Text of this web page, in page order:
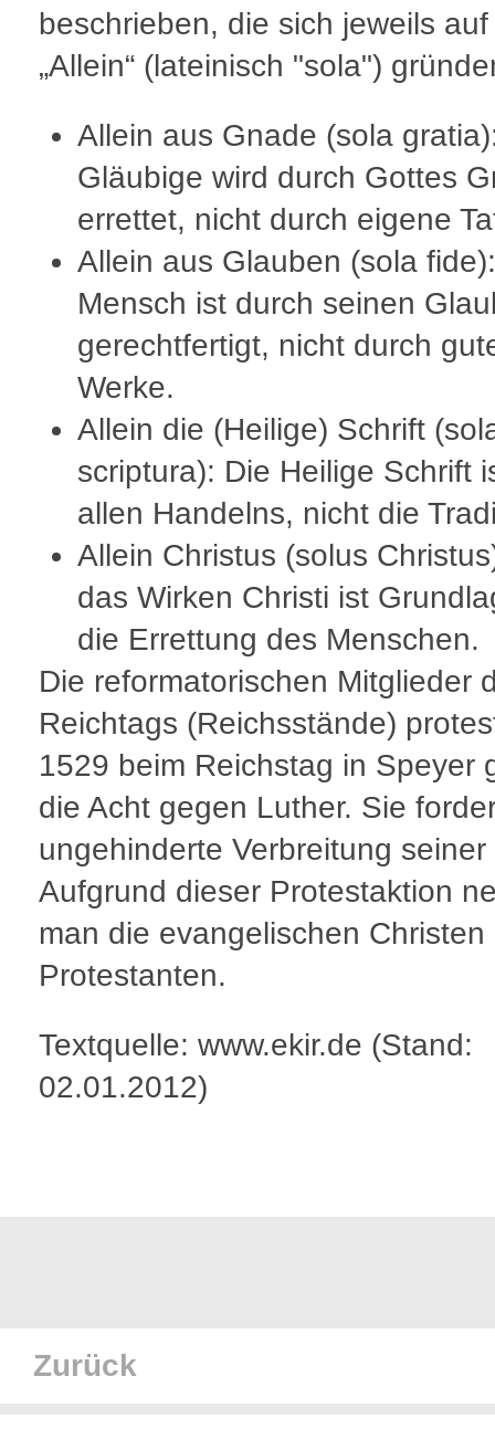
beschrieben, die sich jeweils
„Allein“ (lateinisch "sola")
Allein aus Gnade (sola
Gläubige wird durch Gottes
errettet, nicht durch eigene
Allein aus Glauben (sola
Mensch ist durch seinen
gerechtfertigt, nicht durch
Werke.
Allein die (Heilige) Schrift
scriptura): Die Heilige Schrift
allen Handelns, nicht die
Allein Christus (solus
das Wirken Christi ist
die Errettung des Menschen.
Die reformatorischen Mitglieder
Reichtags (Reichsstände)
1529 beim Reichstag in Speyer
die Acht gegen Luther. Sie
ungehinderte Verbreitung
Aufgrund dieser Protestaktion
man die evangelischen Christen
Protestanten.
Textquelle: www.ekir.de (Stand:
02.01.2012)
Zurück